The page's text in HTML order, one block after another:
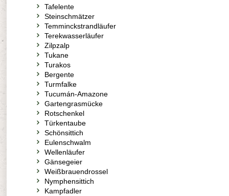
Tafelente
Steinschmätzer
Temminckstrandläufer
Terekwasserläufer
Zilpzalp
Tukane
Turakos
Bergente
Turmfalke
Tucumán-Amazone
Gartengrasmücke
Rotschenkel
Türkentaube
Schönsittich
Eulenschwalm
Wellenläufer
Gänsegeier
Weißbrauendrossel
Nymphensittich
Kampfadler